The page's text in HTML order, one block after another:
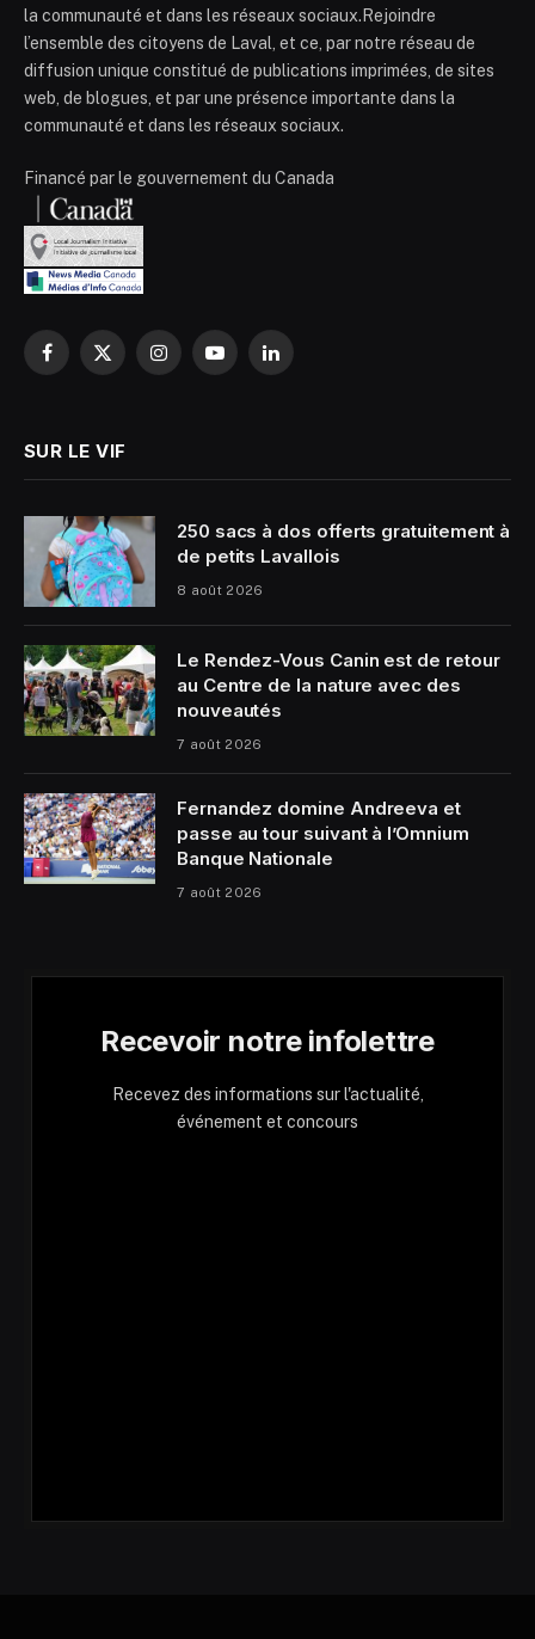
la communauté et dans les réseaux sociaux.Rejoindre
l’ensemble des citoyens de Laval, et ce, par notre réseau de
diffusion unique constitué de publications imprimées, de sites
web, de blogues, et par une présence importante dans la
communauté et dans les réseaux sociaux.
Financé par le gouvernement du Canada
Facebook
X
InstagramYouTubeLinkedIn
SUR LE VIF
250 sacs à dos offerts gratuitement à
de petits Lavallois
8 août 2026
Le Rendez-Vous Canin est de retour
au Centre de la nature avec des
nouveautés
7 août 2026
Fernandez domine Andreeva et
passe au tour suivant à l’Omnium
Banque Nationale
7 août 2026
Recevoir notre infolettre
Recevez des informations sur l'actualité,
événement et concours